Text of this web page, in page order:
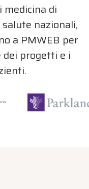
medicina di
nazionali,
a PMWEB per
progetti e i